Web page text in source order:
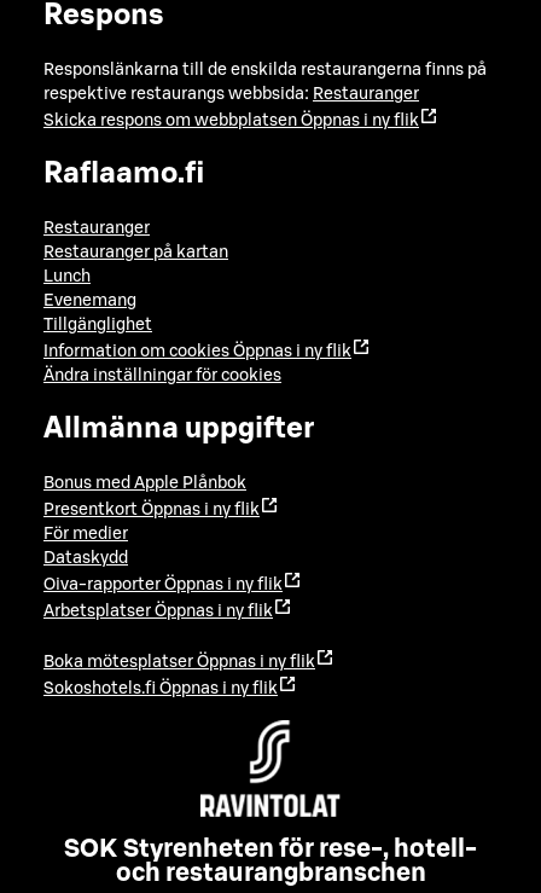
Respons
Responslänkarna till de enskilda restaurangerna finns på
respektive restaurangs webbsida: Restauranger
Skicka respons om webbplatsen Öppnas i ny flik
Raflaamo.fi
Restauranger
Restauranger på kartan
Lunch
Evenemang
Tillgänglighet
Information om cookies Öppnas i ny flik
Ändra inställningar för cookies
Allmänna uppgifter
Bonus med Apple Plånbok
Presentkort Öppnas i ny flik
För medier
Dataskydd
Oiva-rapporter Öppnas i ny flik
Arbetsplatser Öppnas i ny flik
Boka mötesplatser Öppnas i ny flik
Sokoshotels.fi Öppnas i ny flik
SOK Styrenheten för rese-, hotell-
och restaurangbranschen